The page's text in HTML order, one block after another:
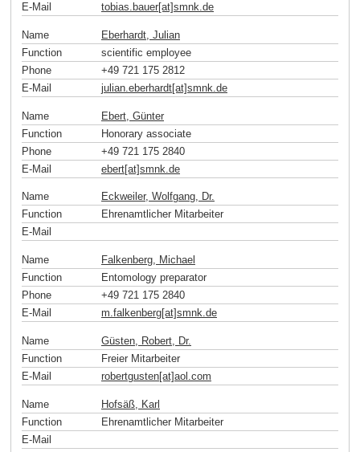
E-Mail
tobias.bauer[at]smnk.de
Name
Eberhardt, Julian
Function
scientific employee
Phone
+49 721 175 2812
E-Mail
julian.eberhardt[at]smnk de
Name
Ebert, Günter
Function
Honorary associate
Phone
+49 721 175 2840
E-Mail
ebert[at]smnk de
Name
Eckweiler, Wolfgang, Dr.
Function
Ehrenamtlicher Mitarbeiter
E-Mail
Name
Falkenberg, Michael
Function
Entomology preparator
Phone
+49 721 175 2840
E-Mail
m.falkenberg[at]smnk.de
Name
Güsten, Robert, Dr.
Function
Freier Mitarbeiter
E-Mail
robertgusten[at]aol .com
Name
Hofsäß, Karl
Function
Ehrenamtlicher Mitarbeiter
E-Mail